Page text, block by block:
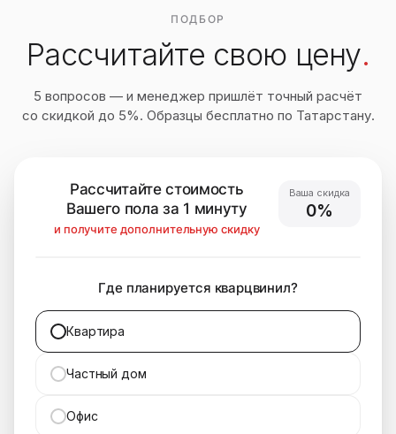
ПОДБОР
Рассчитайте свою цену.
5 вопросов — и менеджер пришлёт точный расчёт
со скидкой до 5%. Образцы бесплатно по Татарстану.
Рассчитайте стоимость
Вашего пола за 1 минуту
и получите дополнительную скидку
Ваша скидка
0%
Где планируется кварцвинил?
Квартира
Частный дом
Офис